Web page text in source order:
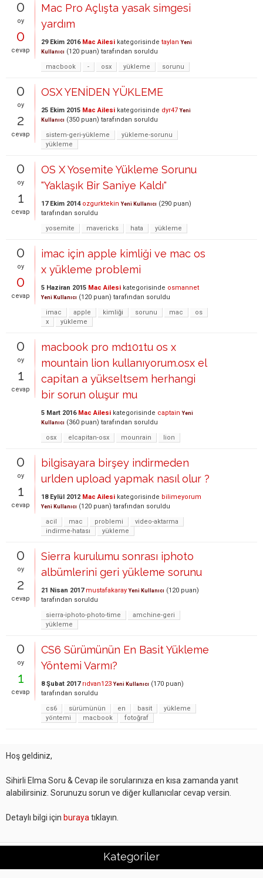
0
oy
0
cevap
Mac Pro Açlışta yasak simgesi
yardım
29 Ekim 2016 Mac Ailesi kategorisinde taylan Yeni
Kullanıcı (120 puan) tarafından soruldu
macbook
- osx yükleme sorunu
0
oy
2
cevap
OSX YENİDEN YÜKLEME
25 Ekim 2015 Mac Ailesi kategorisinde dyr47 Yeni
Kullanıcı (350 puan) tarafından soruldu
sistem-geri-yükleme
yükleme-sorunu
yükleme
0
oy
1
cevap
OS X Yosemite Yükleme Sorunu
"Yaklaşık Bir Saniye Kaldı"
17 Ekim 2014 ozgurktekin Yeni Kullanıcı (290 puan)
tarafından soruldu
yosemite
mavericks hata yükleme
0
oy
0
cevap
imac için apple kimliği ve mac os
x yükleme problemi
5 Haziran 2015 Mac Ailesi kategorisinde osmannet
Yeni Kullanıcı (120 puan) tarafından soruldu
imac
apple kimliği sorunu mac
os
x
yükleme
0
oy
1
cevap
macbook pro md101tu os x
mountain lion kullanıyorum.osx el
capitan a yükseltsem herhangi
bir sorun oluşur mu
5 Mart 2016 Mac Ailesi kategorisinde captain Yeni
Kullanıcı (360 puan) tarafından soruldu
osx
elcapitan-osx mounrain lion
0
oy
1
cevap
bilgisayara birşey indirmeden
urlden upload yapmak nasıl olur ?
18 Eylül 2012 Mac Ailesi kategorisinde bilimeyorum
Yeni Kullanıcı (120 puan) tarafından soruldu
acil
mac problemi
video-aktarma
indirme-hatası
yükleme
0
oy
2
cevap
Sierra kurulumu sonrası iphoto
albümlerini geri yükleme sorunu
21 Nisan 2017 mustafakaray Yeni Kullanıcı (120 puan)
tarafından soruldu
sierra-iphoto-photo-time
amchine-geri
yükleme
0
oy
1
cevap
CS6 Sürümünün En Basit Yükleme
Yöntemi Varmı?
8 Şubat 2017 rıdvan123 Yeni Kullanıcı (170 puan)
tarafından soruldu
cs6
sürümünün en basit
yükleme
yöntemi
macbook fotoğraf
Hoş geldiniz,
Sihirli Elma Soru & Cevap ile sorularınıza en kısa zamanda yanıt
alabilirsiniz. Sorunuzu sorun ve diğer kullanıcılar cevap versin.
Detaylı bilgi için buraya tıklayın.
Kategoriler